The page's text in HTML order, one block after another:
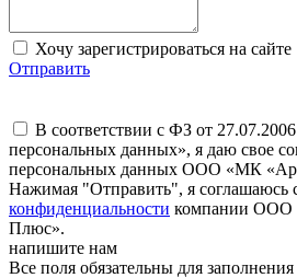
Хочу зарегистрироваться на сайте
Отправить
В соответствии с ФЗ от
персональных данных», я даю свое
персональных данных ООО «МК
Нажимая "Отправить", я соглашаюсь
конфиденциальности компании ООО
Плюс».
напишите нам
Все поля обязательны для заполнения